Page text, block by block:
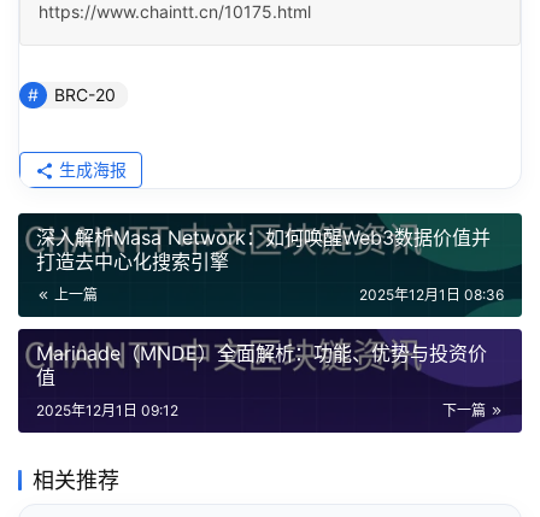
https://www.chaintt.cn/10175.html
BRC-20
生成海报
深入解析Masa Network：如何唤醒Web3数据价值并
打造去中心化搜索引擎
上一篇 2025年12月1日 08:36
Marinade（MNDE）全面解析：功能、优势与投资价
值
下一篇
2025年12月1日 09:12
相关推荐